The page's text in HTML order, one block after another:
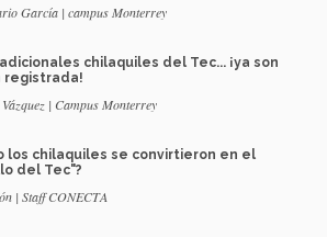
García | campus Monterrey
chilaquiles del Tec... ¡ya son
registrada!
| Campus Monterrey
los chilaquiles se convirtieron en el
del Tec"?
| Staff CONECTA